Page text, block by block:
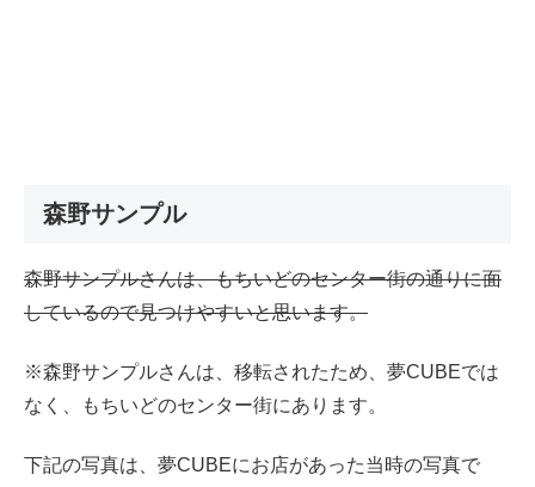
森野サンプル
森野サンプルさんは、もちいどのセンター街の通りに面
しているので見つけやすいと思います。
※森野サンプルさんは、移転されたため、夢CUBEでは
なく、もちいどのセンター街にあります。
下記の写真は、夢CUBEにお店があった当時の写真で